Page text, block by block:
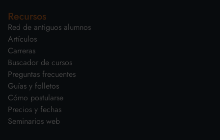
Recursos
Red de antiguos alumnos
Artículos
Carreras
Buscador de cursos
Preguntas frecuentes
Guías y folletos
Cómo postularse
Precios y fechas
Seminarios web